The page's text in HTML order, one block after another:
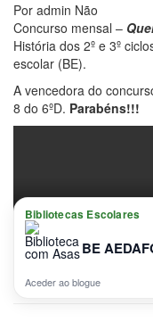
Por admin Não
Concurso mensal –
História dos 2º e 3º
escolar (BE).
A vencedora do
8 do 6ºD. Parabéns!!!
Pequena
Bibliotecas Escolares
BE
Aceder ao blogue